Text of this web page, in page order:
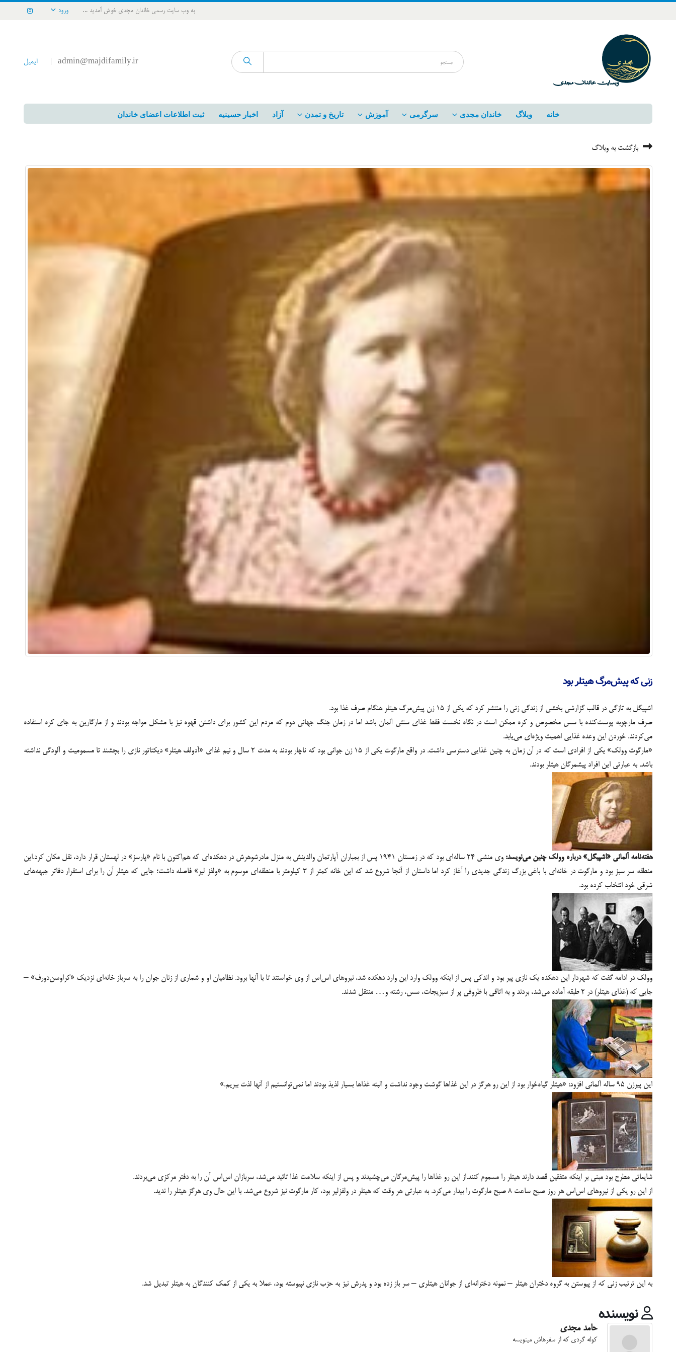
به وب سایت رسمی خاندان مجدی خوش آمدید ... ورود
admin@majdifamily.ir ایمیل
خانه وبلاگ خاندان مجدی سرگرمی آموزش تاریخ و تمدن آزاد اخبار حسینیه ثبت اطلاعات اعضای خاندان
بازگشت به وبلاگ
زنی که پیش‌مرگ هیتلر بود
اشپیگل به تازگی در قالب گزارشی بخشی از زندگی زنی را منتشر کرد که یکی از 15 زن پیش‌مرگ هیتلر هنگام صرف غذا بود.
صرف مارچوبه پوست‌کنده با سس مخصوص و کره ممکن است در نگاه نخست فقط غذای سنتی آلمان باشد اما در زمان جنگ جهانی دوم که مردم این کشور برای داشتن قهوه نیز با مشکل مواجه بودند و از مارگارین به جای کره استفاده
می‌کردند. خوردن این وعده غذایی اهمیت ویژه‌ای می‌یابد.
«مارگوت وولک» یکی از افرادی است که در آن زمان به چنین غذایی دسترسی داشت. در واقع مارگوت یکی از 15 زن جوانی بود که ناچار بودند به مدت 2 سال و نیم غذای «آدولف هیتلر» دیکتاتور نازی را بچشند تا مسمومیت و آلودگی نداشته
باشد. به عبارتی این افراد پیشمرگان هیتلر بودند.
هفته‌نامه آلمانی «اشپیگل» درباره وولک چنین می‌نویسد:
وی منشی 24 ساله‌ای بود که در زمستان 1941 پس از بمباران آپارتمان والدینش به منزل مادرشوهرش در دهکده‌ای که هم‌اکنون با نام «پارسز» در لهستان قرار دارد، نقل مکان کرد.این
منطقه سر سبز بود و مارگوت در خانه‌ای با باغی بزرگ زندگی جدیدی را آغاز کرد اما داستان از آنجا شروع شد که این خانه کمتر از 3 کیلومتر با منطقه‌ای موسوم به «ولفز لیر» فاصله داشت؛ جایی که هیتلر آن را برای استقرار دفاتر جبهه‌های
شرقی خود انتخاب کرده بود.
وولک در ادامه گفت که شهردار این دهکده یک نازی پیر بود و اندکی پس از اینکه وولک وارد این وارد دهکده شد، نیروهای اس‌اس از وی خواستند تا با آنها برود. نظامیان او و شماری از زنان جوان را به سرباز خانه‌ای نزدیک «کراوسن‌دورف» –
جایی که (غذای هیتلر) در 2 طبقه آماده می‌شد، بردند و به اتاقی با ظروفی پر از سبزیجات، سس، رشته و… منتقل شدند.
این پیرزن 95 ساله آلمانی افزود: «هیتلر گیاه‌خوار بود از این رو هرگز در این غذاها گوشت وجود نداشت و البته غذاها بسیار لذیذ بودند اما نمی‌توانستیم از آنها لذت ببریم.»
شایعاتی مطرح بود مبنی بر اینکه متفقین قصد دارند هیتلر را مسموم کنند.از این رو غذاها را پیش‌مرگان می‌چشیدند و پس از اینکه سلامت غذا تائید می‌شد، سربازان اس‌اس آن را به دفتر مرکزی می‌بردند.
از این رو یکی از نیروهای اس‌اس هر روز صبح ساعت 8 صبح مارگوت را بیدار می‌کرد. به عبارتی هر وقت که هیتلر در ولفز‌لیر بود، کار مارگوت نیز شروع می‌شد. با این حال وی هرگز هیتلر را ندید.
به این ترتیب زنی که از پیوستن به گروه دختران هیتلر – نمونه دخترانه‌ای از جوانان هیتلری – سر باز زده بود و پدرش نیز به حزب نازی نپیوسته بود، عملا به یکی از کمک کنندگان به هیتلر تبدیل شد.
نویسنده
حامد مجدی
کوله گردی که از سفرهاش مینویسه